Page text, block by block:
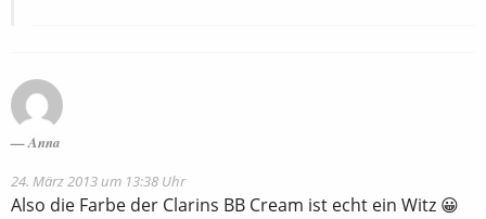
Anna
24. März 2013 um 13:38 Uhr
Also die Farbe der Clarins BB Cream ist echt ein Witz 😀